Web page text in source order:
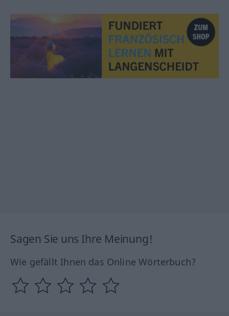
Sagen Sie uns Ihre Meinung!
Wie gefällt Ihnen das Online Wörterbuch?